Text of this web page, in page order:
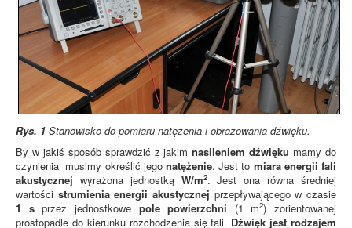
Rys. 1 Stanowisko do pomiaru natężenia i obrazowania dźwięku.
By w jakiś sposób sprawdzić z jakimnasileniem dźwięku mamy do
czynienia musimy określić jego natężenie. Jest to miara energii fali
akustycznej wyrażona jednostką W/m2. Jest ona równa średniej
wartości strumienia energii akustycznej przepływającego w czasie
1 sprzez jednostkowe pole powierzchni (1 m2) zorientowanej
prostopadle do kierunku rozchodzenia się fali. Dźwięk jest rodzajem